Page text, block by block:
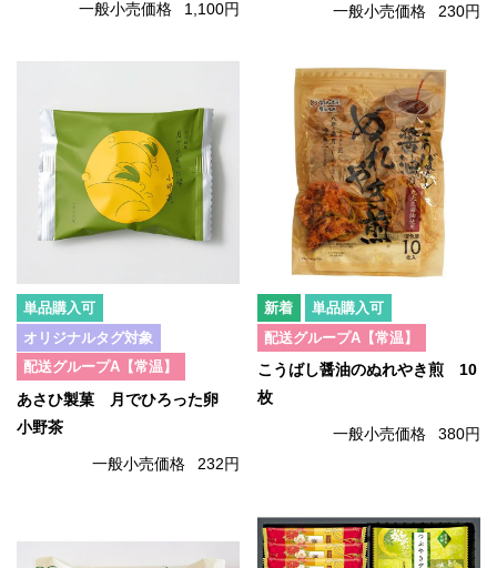
一般小売価格 1,100円 一般小売価格 230円
単品購入可
オリジナルタグ対象
配送グループA【常温】
あさひ製菓 月でひろった卵
小野茶
一般小売価格 232円
単品購入可
配送グループA【常温】
こうばし醤油のぬれやき煎 10
枚
一般小売価格 380円